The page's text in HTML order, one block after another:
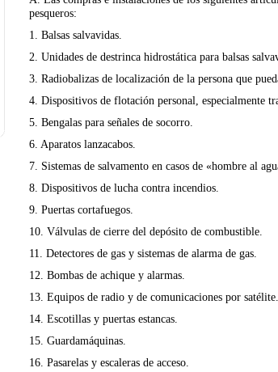
pesqueros:
1. Balsas salvavidas.
2. Unidades de destrinca hidrostática para balsas
3. Radiobalizas de localización de la persona que
4. Dispositivos de flotación personal, especialmente
5. Bengalas para señales de socorro.
6. Aparatos lanzacabos.
7. Sistemas de salvamento en casos de «hombre al
8. Dispositivos de lucha contra incendios.
9. Puertas cortafuegos.
10. Válvulas de cierre del depósito de combustible.
11. Detectores de gas y sistemas de alarma de gas.
12. Bombas de achique y alarmas.
13. Equipos de radio y de comunicaciones por satélite.
14. Escotillas y puertas estancas.
15. Guardamáquinas.
16. Pasarelas y escaleras de acceso.